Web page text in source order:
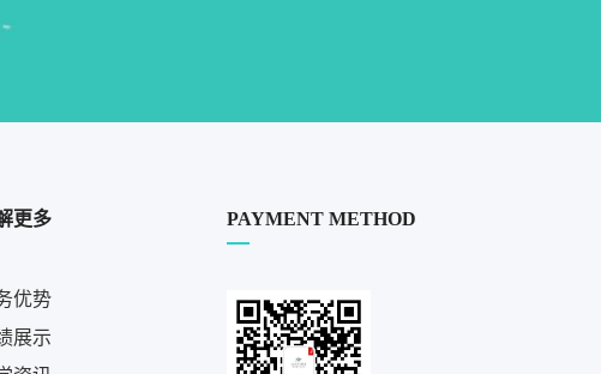
更多
优势
展示
PAYMENT METHOD